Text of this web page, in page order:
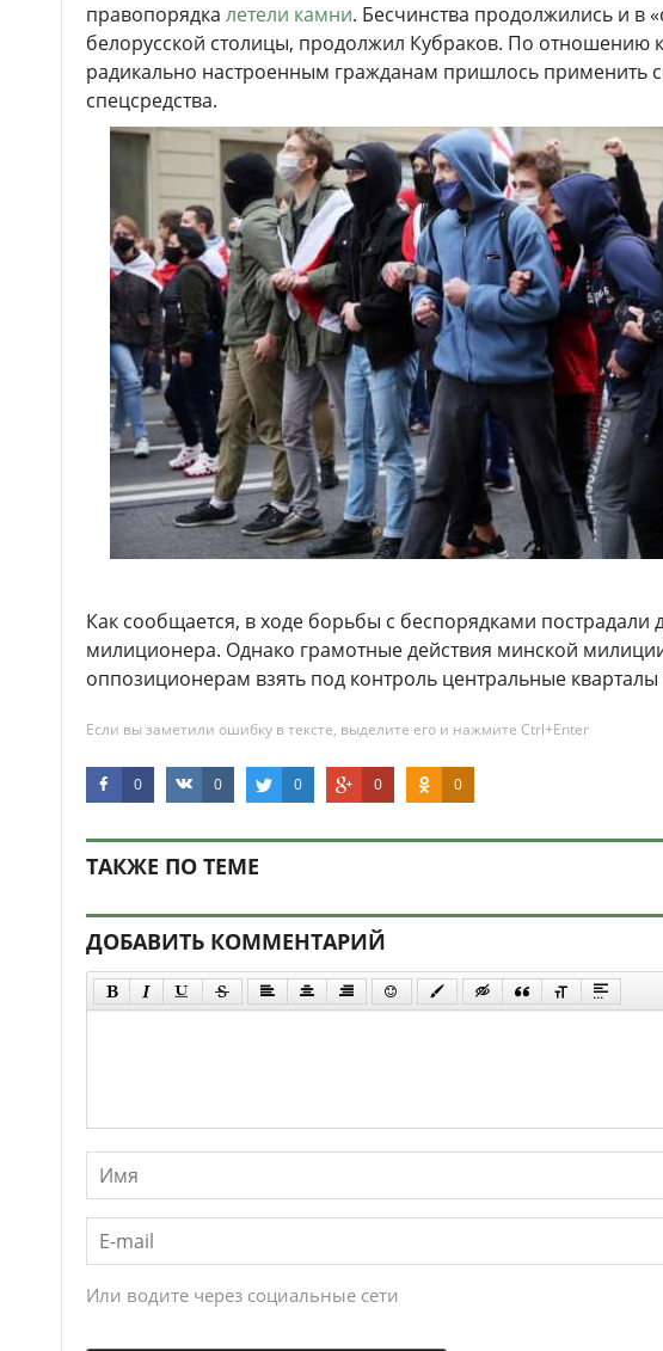
правопорядка летели камни. Бесчинства продолжились и в
белорусской столицы, продолжил Кубраков. По отношению
радикально настроенным гражданам пришлось применить
спецсредства.
Как сообщается, в ходе борьбы с беспорядками пострадали
милиционера. Однако грамотные действия минской
оппозиционерам взять под контроль центральные
Если вы заметили ошибку в тексте, выделите его и нажмите Ctrl+Enter
0 0 0 0 0
ТАКЖЕ ПО ТЕМЕ
ДОБАВИТЬ КОММЕНТАРИЙ
Или водите через социальные сети